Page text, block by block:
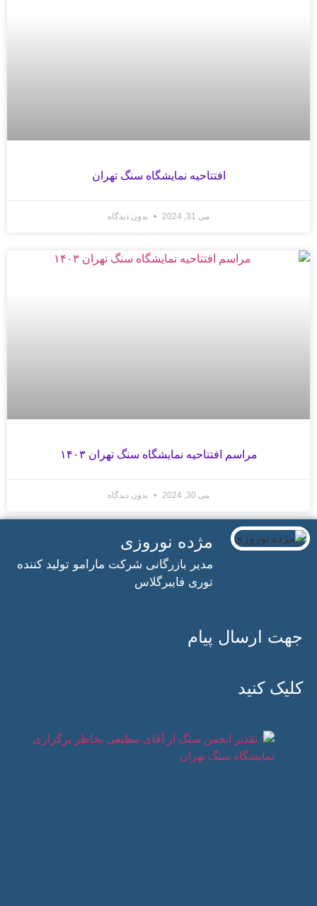
افتتاحیه نمایشگاه سنگ تهران
می 31, 2024 بدون دیدگاه
مراسم افتتاحیه نمایشگاه سنگ تهران ۱۴۰۳
می 30, 2024 بدون دیدگاه
مژده نوروزی
مدیر بازرگانی شرکت مارامو تولید کننده
توری فایبرگلاس
جهت ارسال پیام
کلیک کنید